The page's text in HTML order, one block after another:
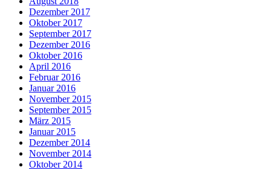
Dezember 2017
Oktober 2017
September 2017
Dezember 2016
Oktober 2016
April 2016
Februar 2016
Januar 2016
November 2015
September 2015
März 2015
Januar 2015
Dezember 2014
November 2014
Oktober 2014